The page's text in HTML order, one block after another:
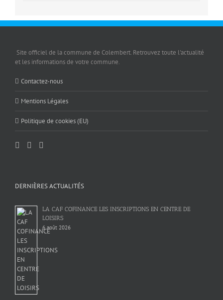
Site officiel de la commune de Colembert. Retrouvez toute l'actualité
et les informations de votre commune.
Contactez-nous
Mentions Légales
Politique de cookies (EU)
DERNIÈRES ACTUALITÉS
LA CAF COFINANCE LES INSCRIPTIONS EN CENTRE DE
LOISIRS
6 août 2026